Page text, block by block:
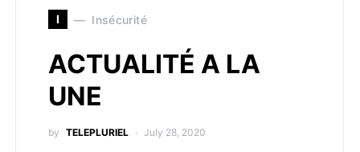
I Insécurité
ACTUALITÉ A LA
UNE
by TELEPLURIEL July 28, 2020